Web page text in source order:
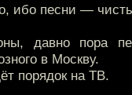
ибо песни —
давно пора
в Москву.
порядок на ТВ.